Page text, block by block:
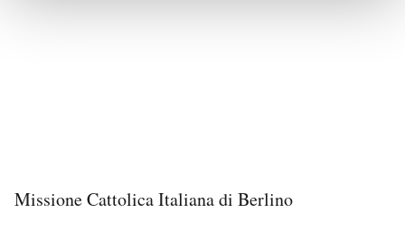
Missione Cattolica Italiana di Berlino